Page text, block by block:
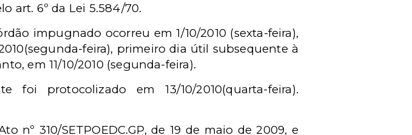
art. 6º da Lei 5.584/70.
impugnado ocorreu em 1/10/2010 (sexta-feira),
feira), primeiro dia útil subsequente à
em 11/10/2010 (segunda-feira).
foi protocolizado em 13/10/2010(quarta-feira).
nº 310/SETPOEDC.GP, de 19 de maio de 2009, e